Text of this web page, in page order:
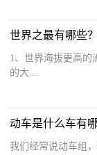
世界之最有哪些
1、世界海拔更高
的大...
动车是什么车有
我们经常说动车组